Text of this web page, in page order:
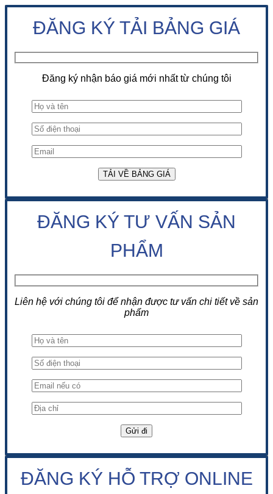
ĐĂNG KÝ TẢI BẢNG GIÁ
Đăng ký nhận báo giá mới nhất từ chúng tôi
ĐĂNG KÝ TƯ VẤN SẢN
PHẨM
Liên hệ với chúng tôi để nhận được tư vấn chi tiết về sản
phẩm
ĐĂNG KÝ HỖ TRỢ ONLINE